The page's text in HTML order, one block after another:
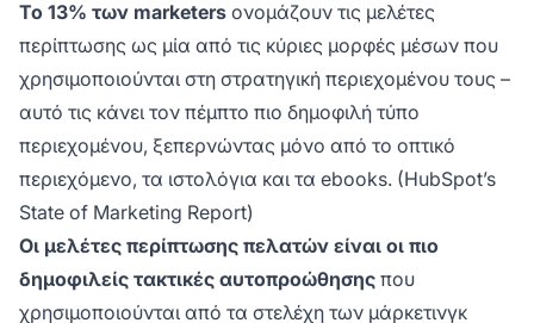
Το 13% των marketers ονομάζουν τις μελέτες
περίπτωσης ως μία από τις κύριες μορφές μέσων που
χρησιμοποιούνται στη στρατηγική περιεχομένου τους –
αυτό τις κάνει τον πέμπτο πιο δημοφιλή τύπο
περιεχομένου, ξεπερνώντας μόνο από το οπτικό
περιεχόμενο, τα ιστολόγια και τα ebooks. (HubSpot’s
State of Marketing Report)
Οι μελέτες περίπτωσης πελατών είναι οι πιο
δημοφιλείς τακτικές αυτοπροώθησης που
χρησιμοποιούνται από τα στελέχη των μάρκετινγκ